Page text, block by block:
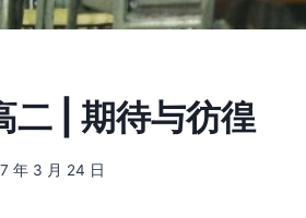
二 | 期待与彷徨
年 3 月 24 日